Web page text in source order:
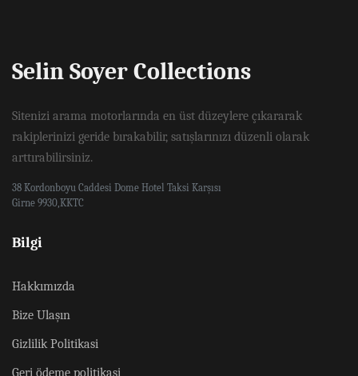
Selin Soyer Collections
Sitenizi arama motorlarında en üst düzeylere çıkararak
rakiplerinizi geride bırakabilir, satışlarınızı düzenli olarak
arttırabilirsiniz.
38 Kordonboyu Caddesi Dome Hotel Taksi Karşısı
Girne 9930,KKTC
Bilgi
Hakkımızda
Bize Ulaşın
Gizlilik Politikasi
Geri ödeme politikasi